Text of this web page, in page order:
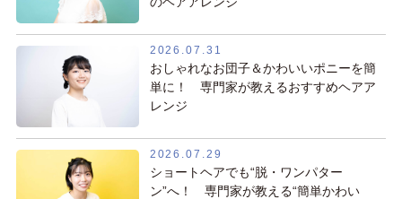
2026.07.31
おしゃれなお団子＆かわいいポニーを簡
単に！ 専門家が教えるおすすめヘアア
レンジ
2026.07.29
ショートヘアでも“脱・ワンパター
ン”へ！ 専門家が教える“簡単かわい